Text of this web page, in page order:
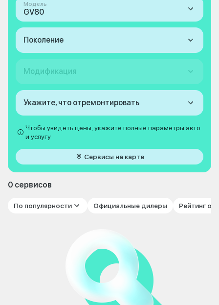
Модель
GV80
Поколение
Модификация
Укажите, что отремонтировать
Чтобы увидеть цены, укажите полные параметры авто
и услугу
Сервисы на карте
0 сервисов
По популярности Официальные дилеры Рейтинг